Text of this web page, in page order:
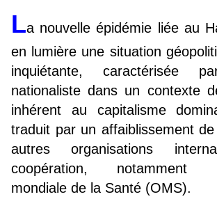
La nouvelle épidémie liée au
en lumière une situation
inquiétante, caractérisée
nationaliste dans un contexte
inhérent au capitalisme
traduit par un affaiblissement de
autres organisations
coopération, notamment
mondiale de la Santé (OMS).